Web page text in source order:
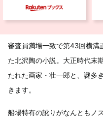
審査員満場一致で第43回横溝
た北沢陶の小説。大正時代末
たれた画家・壮一郎と、謎多
きます。
船場特有の訛りがなんともノ